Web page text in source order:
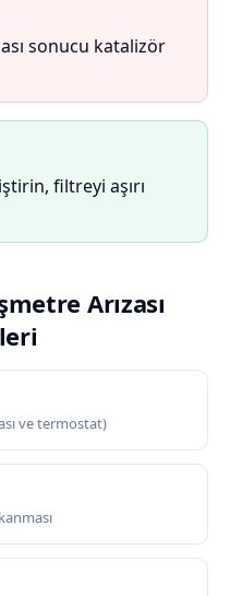
sonucu katalizör
filtreyi aşırı
Arızası
ve termostat)